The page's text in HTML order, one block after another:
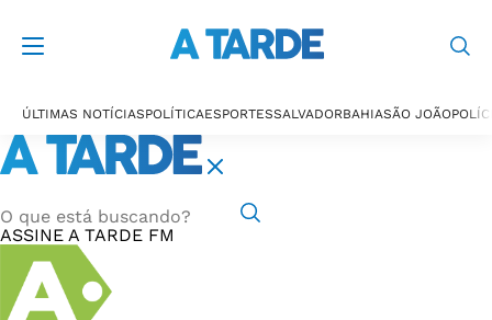
ÚLTIMAS NOTÍCIASPOLÍTICAESPORTESSALVADORBAHIASÃO JOÃO
ASSINE A TARDE FM